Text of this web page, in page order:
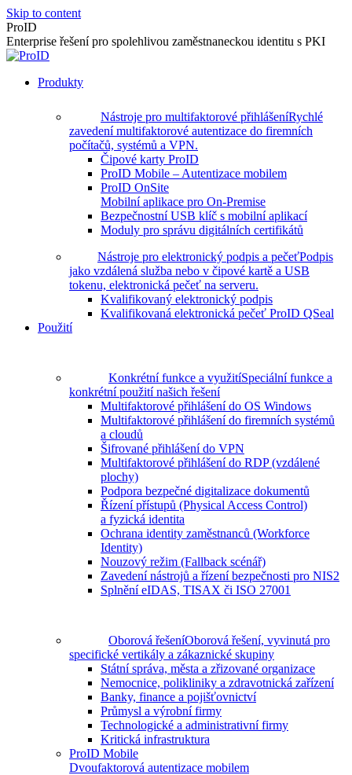
Skip to content
ProID
Enterprise řešení pro spolehlivou zaměstnaneckou identitu s PKI
Produkty
Nástroje pro multifaktorové přihlášeníRychlé
zavedení multifaktorové autentizace do firemních
počítačů, systémů a VPN.
Čipové karty ProID
ProID Mobile – Autentizace mobilem
ProID OnSite
Mobilní aplikace pro On-Premise
Bezpečnostní USB klíč s mobilní aplikací
Moduly pro správu digitálních certifikátů
Nástroje pro elektronický podpis a pečeťPodpis
jako vzdálená služba nebo v čipové kartě a USB
tokenu, elektronická pečeť na serveru.
Kvalifikovaný elektronický podpis
Kvalifikovaná elektronická pečeť ProID QSeal
Použití
Konkrétní funkce a využitíSpeciální funkce a
konkrétní použití našich řešení
Multifaktorové přihlášení do OS Windows
Multifaktorové přihlášení do firemních systémů
a cloudů
Šifrované přihlášení do VPN
Multifaktorové přihlášení do RDP (vzdálené
plochy)
Podpora bezpečné digitalizace dokumentů
Řízení přístupů (Physical Access Control)
a fyzická identita
Ochrana identity zaměstnanců (Workforce
Identity)
Nouzový režim (Fallback scénář)
Zavedení nástrojů a řízení bezpečnosti pro NIS2
Splnění eIDAS, TISAX či ISO 27001
Oborová řešeníOborová řešení, vyvinutá pro
specifické vertikály a zákaznické skupiny
Státní správa, města a zřizované organizace
Nemocnice, polikliniky a zdravotnická zařízení
Banky, finance a pojišťovnictví
Průmysl a výrobní firmy
Technologické a administrativní firmy
Kritická infrastruktura
ProID Mobile
Dvoufaktorová autentizace mobilem